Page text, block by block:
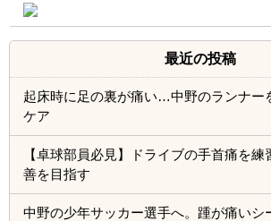
最近の投稿
起床時に足の裏が痛い…中野のランナー
ケア
【卓球部員必見】ドライブの手首痛を
善を目指す
中野の少年サッカー選手へ。踵が痛いシ